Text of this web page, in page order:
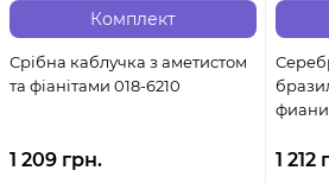
Комплект
Срібна каблучка з аметистом
та фіанітами 018-6210
1 209 грн. 1 212